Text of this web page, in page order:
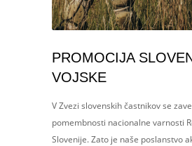
PROMOCIJA
VOJSKE
V Zvezi slovenskih častnikov se
pomembnosti nacionalne varnosti
Slovenije. Zato je naše poslanstvo